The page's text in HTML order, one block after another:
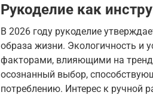
Рукоделие как
В 2026 году рукоделие
образа жизни. Экологичность и
факторами, влияющими на
осознанный выбор,
потреблению. Интерес к ручной